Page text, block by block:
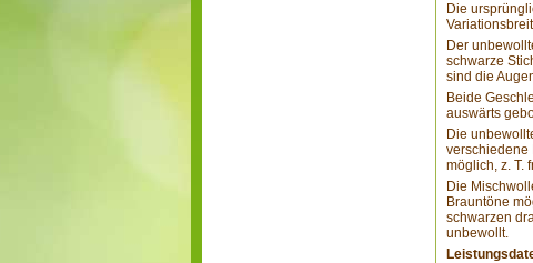
Die
Der
schwarze
sind die
Beide
auswärts
Die
verschiedene
möglich, z. T.
Die
Brauntöne
schwarzen
unbewollt.